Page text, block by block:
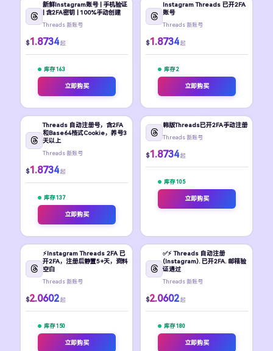
新鲜Instagram账号 | 手机验证
| 含2FA密钥 | 100%手动创建
Threads 新账号
$1.8734 起
库存 163
立即购买
Instagram Threads 已开2FA
账号
Threads 新账号
$1.8734 起
库存 2
立即购买
Threads 自动注册号，含2FA
和Base64格式Cookie，养号3
天以上
Threads 新账号
$1.8734 起
库存 137
立即购买
韩版Threads已开2FA手动注册
Threads 新账号
$1.8734 起
库存 105
立即购买
⚡️Instagram Threads 2FA 已
开2FA，注册后静置5+天，资料
空白
Threads 新账号
$2.0602 起
库存 150
立即购买
✅⚡️ Threads 自动注册
(Instagram). 已开2FA. 邮箱验
证通过
Threads 新账号
$2.0602 起
库存 180
立即购买